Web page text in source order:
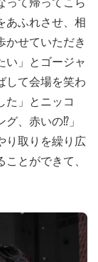
って帰ってこら
あふれさせ、相
かせていただき
い」とゴージャ
して会場を笑わ
た」とニッコ
、赤いの⁉︎」
り取りを繰り広
とができて、